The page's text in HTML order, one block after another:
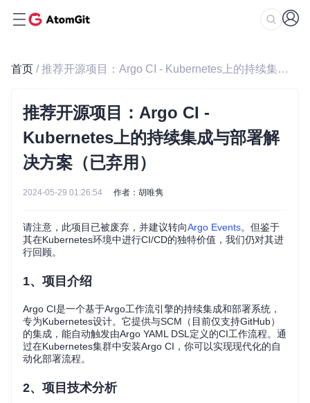
首页 / 推荐开源项目：Argo CI - Kubernetes上的持续集成与部署解决方案（已弃用）
推荐开源项目：Argo CI -
Kubernetes上的持续集成与部署解
决方案（已弃用）
2024-05-29 01:26:54 作者：胡唯隽
请注意，此项目已被废弃，并建议转向Argo Events。但鉴于
其在Kubernetes环境中进行CI/CD的独特价值，我们仍对其进
行回顾。
1、项目介绍
Argo CI是一个基于Argo工作流引擎的持续集成和部署系统，
专为Kubernetes设计。它提供与SCM（目前仅支持GitHub）
的集成，能自动触发由Argo YAML DSL定义的CI工作流程。通
过在Kubernetes集群中安装Argo CI，你可以实现现代化的自
动化部署流程。
2、项目技术分析